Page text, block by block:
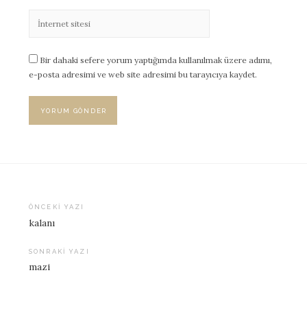
Bir dahaki sefere yorum yaptığımda kullanılmak üzere adımı,
e-posta adresimi ve web site adresimi bu tarayıcıya kaydet.
dolaşımı
ÖNCEKI YAZI
kalanı
SONRAKI YAZI
mazi